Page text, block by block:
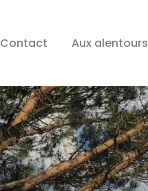
Contact Aux alentours